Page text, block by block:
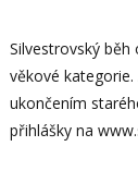
Silvestrovský
věkové
ukončením
přihlášky na